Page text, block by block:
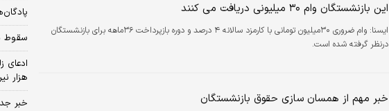
این بازنشستگان وام ۳۰ میلیونی دریافت می کنند
ایسنا:
وام ضروری ۳۰میلیون تومانی با کارمزد سالانه ۴ درصد و دوره بازپرداخت ۳۶ماهه برای بازنشستگان
درنظر گرفته شده است.
خبر مهم از همسان سازی حقوق بازنشستگان
سقوط
هزار
خبر